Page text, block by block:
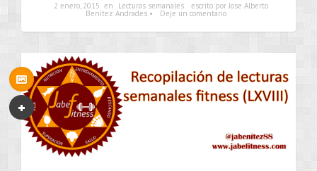
2 enero, 2015 en Lecturas semanales escrito por Jose Alberto
Benítez Andrades • Deje un comentario